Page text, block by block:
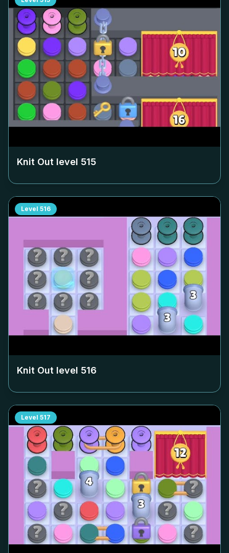
Knit Out level 515
Level 516
Knit Out level 516
Level 517